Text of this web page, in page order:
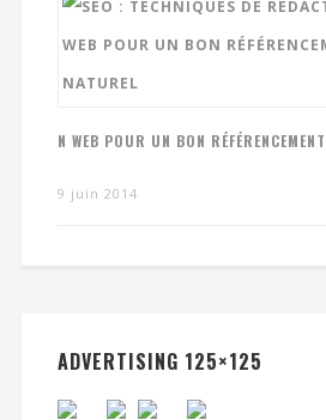
N WEB POUR UN BON
9 juin 2014
ADVERTISING 125×125